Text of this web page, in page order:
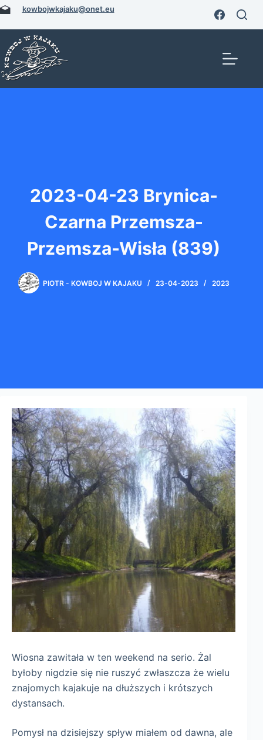
Przejdź
treści
kowbojwkajaku@onet.eu
2023-04-23 Brynica-
Czarna Przemsza-
Przemsza-Wisła (839)
PIOTR - KOWBOJ W KAJAKU 23-04-2023 2023
Wiosna zawitała w ten weekend na serio. Żal
byłoby nigdzie się nie ruszyć zwłaszcza że wielu
znajomych kajakuje na dłuższych i krótszych
dystansach.
Pomysł na dzisiejszy spływ miałem od dawna, ale